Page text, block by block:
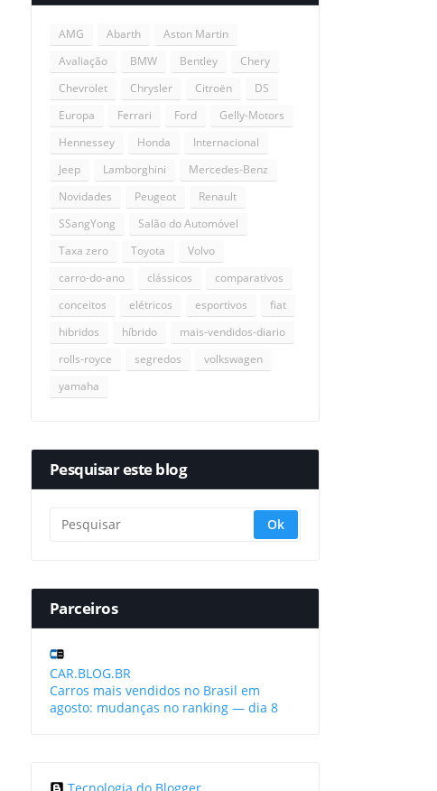
AMG Abarth
Aston Martin
Avaliação
BMW Bentley
Chery
Chevrolet
Chrysler Citroën
DS
Europa
Ferrari Ford
Gelly-Motors
Hennessey
Honda
Internacional
Jeep
Lamborghini
Mercedes-Benz
Novidades
Peugeot
Renault
SSangYong
Salão do Automóvel
Taxa zero
Toyota
Volvo
carro-do-ano
clássicos
comparativos
conceitos
elétricos esportivos
fiat
hibridos
híbrido
mais-vendidos-diario
rolls-royce
segredos
volkswagen
yamaha
Pesquisar este blog
Parceiros
CAR.BLOG.BR
Carros mais vendidos no Brasil em
agosto: mudanças no ranking — dia 8